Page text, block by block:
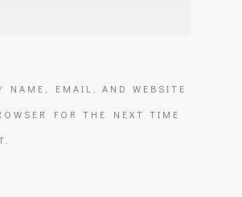
NAME, EMAIL, AND WEBSITE
FOR THE NEXT TIME